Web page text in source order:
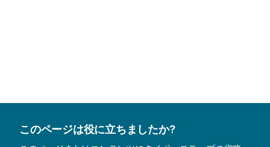
このページは役に立ちましたか?